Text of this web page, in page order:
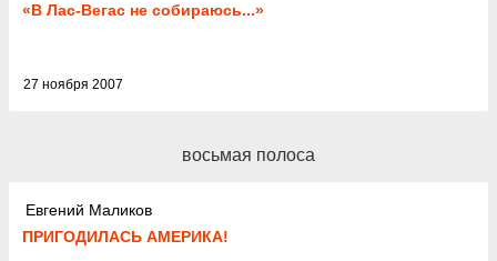
«В Лас-Вегас не собираюсь...»
27 ноября 2007
восьмая полоса
Евгений Маликов
ПРИГОДИЛАСЬ АМЕРИКА!